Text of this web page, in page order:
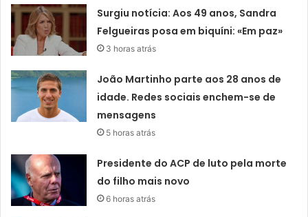
Surgiu notícia: Aos 49 anos, Sandra
Felgueiras posa em biquíni: «Em paz»
3 horas atrás
João Martinho parte aos 28 anos de
idade. Redes sociais enchem-se de
mensagens
5 horas atrás
Presidente do ACP de luto pela morte
do filho mais novo
6 horas atrás